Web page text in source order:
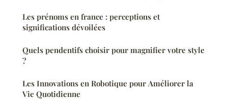
Les prénoms en france : perceptions et
significations dévoilées
Quels pendentifs choisir pour magnifier votre style
?
Les Innovations en Robotique pour Améliorer la
Vie Quotidienne